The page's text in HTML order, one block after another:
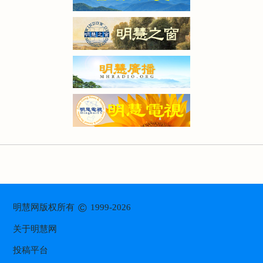
明慧网版权所有© 1999-2026
关于明慧网
投稿平台